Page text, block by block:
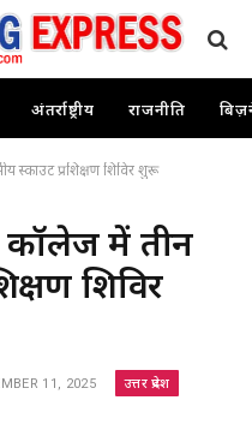
अंतर्राष्ट्रीय राजनीति
स्काउट प्रशिक्षण शिविर शुरू
कॉलेज में तीन
शिविर
11, 2025 उत्तर प्रदेश